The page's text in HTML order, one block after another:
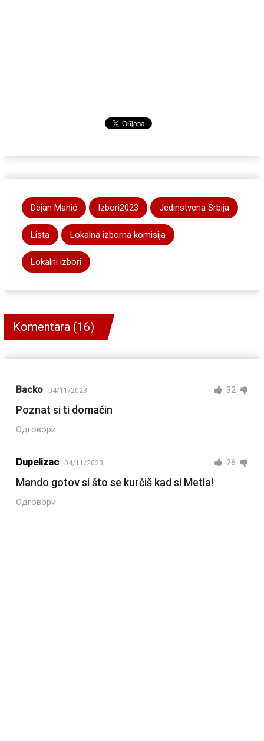
Dejan Manić Izbori2023 Jedinstvena Srbija
Lista Lokalna izborna komisija
Lokalni izbori
Komentara (16)
Backo 04/11/2023 32
Poznat si ti domaćin
Одговори
Dupelizac 04/11/2023 26
Mando gotov si što se kurčiš kad si Metla!
Одговори